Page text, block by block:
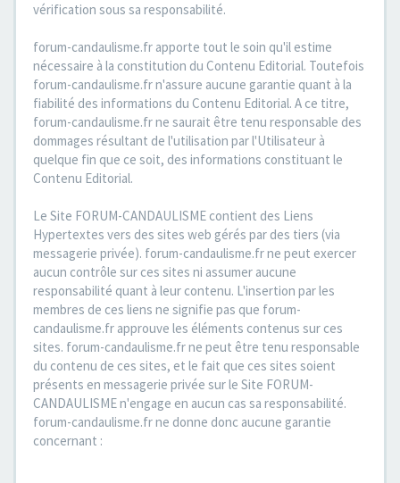
vérification sous sa responsabilité.
forum-candaulisme.fr apporte tout le soin qu'il estime
nécessaire à la constitution du Contenu Editorial. Toutefois
forum-candaulisme.fr n'assure aucune garantie quant à la
fiabilité des informations du Contenu Editorial. A ce titre,
forum-candaulisme.fr ne saurait être tenu responsable des
dommages résultant de l'utilisation par l'Utilisateur à
quelque fin que ce soit, des informations constituant le
Contenu Editorial.
Le Site FORUM-CANDAULISME contient des Liens
Hypertextes vers des sites web gérés par des tiers (via
messagerie privée). forum-candaulisme.fr ne peut exercer
aucun contrôle sur ces sites ni assumer aucune
responsabilité quant à leur contenu. L'insertion par les
membres de ces liens ne signifie pas que forum-
candaulisme.fr approuve les éléments contenus sur ces
sites. forum-candaulisme.fr ne peut être tenu responsable
du contenu de ces sites, et le fait que ces sites soient
présents en messagerie privée sur le Site FORUM-
CANDAULISME n'engage en aucun cas sa responsabilité.
forum-candaulisme.fr ne donne donc aucune garantie
concernant :